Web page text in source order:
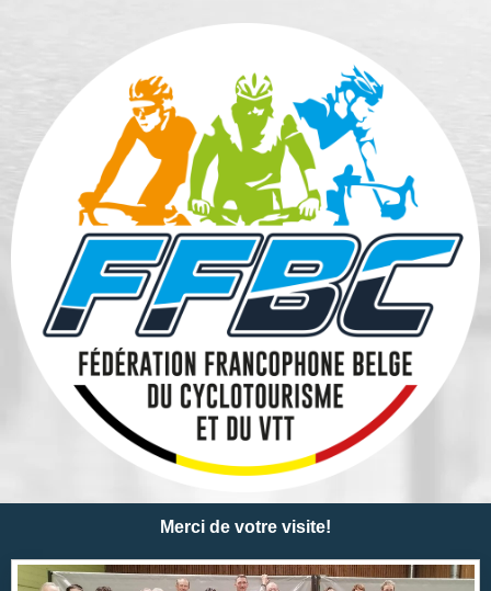
Merci de votre visite!